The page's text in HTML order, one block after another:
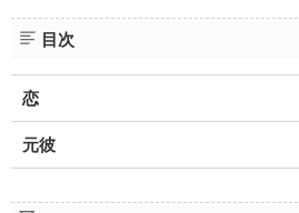
目次
恋
元彼